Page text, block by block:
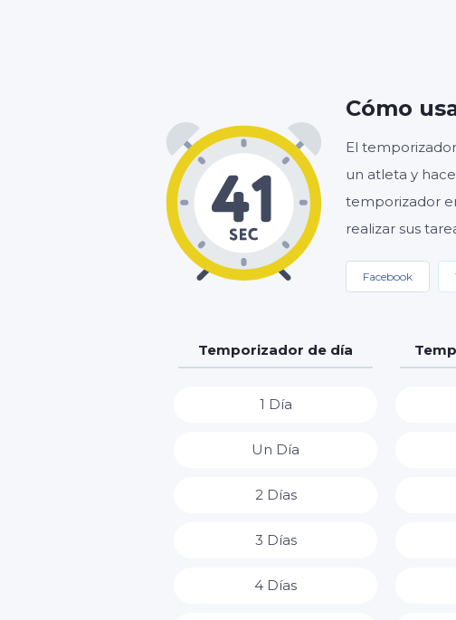
Cómo
El
un atleta y
temporizador
realizar sus
Facebook
Temporizador de día
1 Día
Un Día
2 Días
3 Días
4 Días